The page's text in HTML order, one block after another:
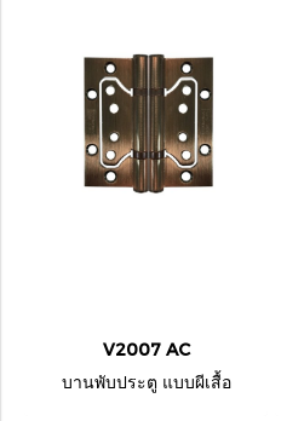
V2007 AC
บานพับประตู แบบผีเสื้อ